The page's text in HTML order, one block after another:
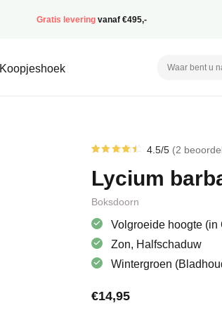
Gratis levering vanaf €495,-
Koopjeshoek
op
gebaseerd
klantbeoordelingen
4.5/5 2
Lycium
Boksdoorn
Volgroeide hoogte (in
Zon, Halfschaduw
Wintergroen
€14,95